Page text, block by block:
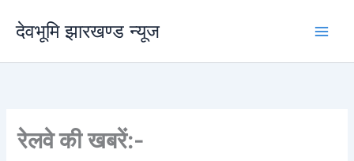
content
देवभूमि झारखण्ड न्यूज
रेलवे की खबरें:-